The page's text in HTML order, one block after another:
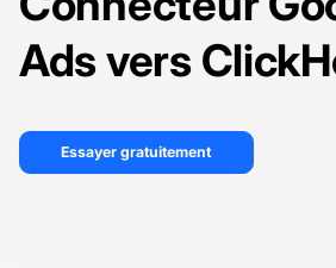
Ads vers
Essayer gratuitement